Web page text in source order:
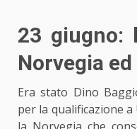
23 giugno:
Norvegia
Era stato Dino
per la qualificazione a